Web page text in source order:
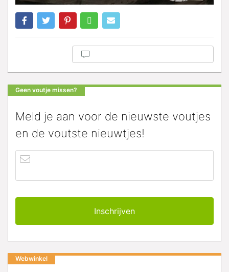
Geen voutje missen?
Meld je aan voor de nieuwste voutjes
en de voutste nieuwtjes!
Webwinkel